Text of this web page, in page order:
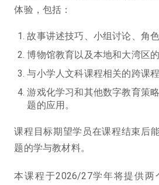
体验，包括：
故事讲述技巧、小组讨论、角
博物馆教育以及本地和大湾区
与小学人文科课程相关的跨课
游戏化学习和其他数字教育策
题的应用。
课程目标期望学员在课程结束后
题的学与教材料。
本课程于2026/27学年将提供两